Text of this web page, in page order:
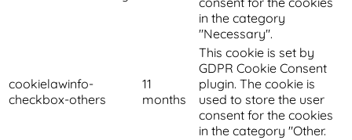
in the category
"Necessary".
cookielawinfo-
checkbox-others
11
months
This cookie is set by
GDPR Cookie Consent
plugin. The cookie is
used to store the user
consent for the cookies
in the category "Other.